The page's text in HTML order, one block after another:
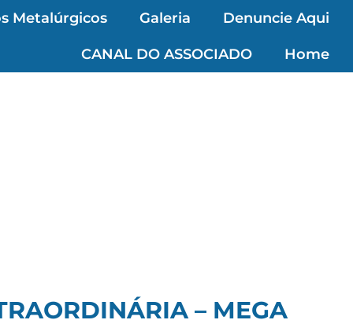
Metalúrgicos Galeria Denuncie Aqui
CANAL DO ASSOCIADO Home
– MEGA